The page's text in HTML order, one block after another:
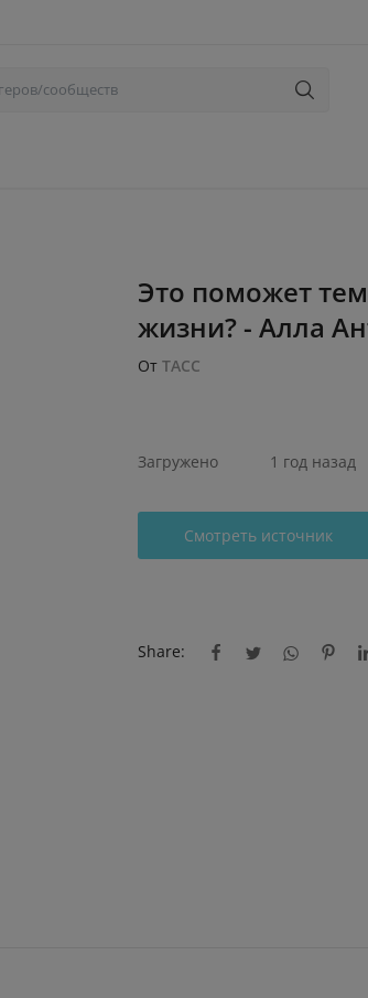
Это поможет
жизни? - Алла
От ТАСС
Загружено 1 год назад
Смотреть источник
Share: